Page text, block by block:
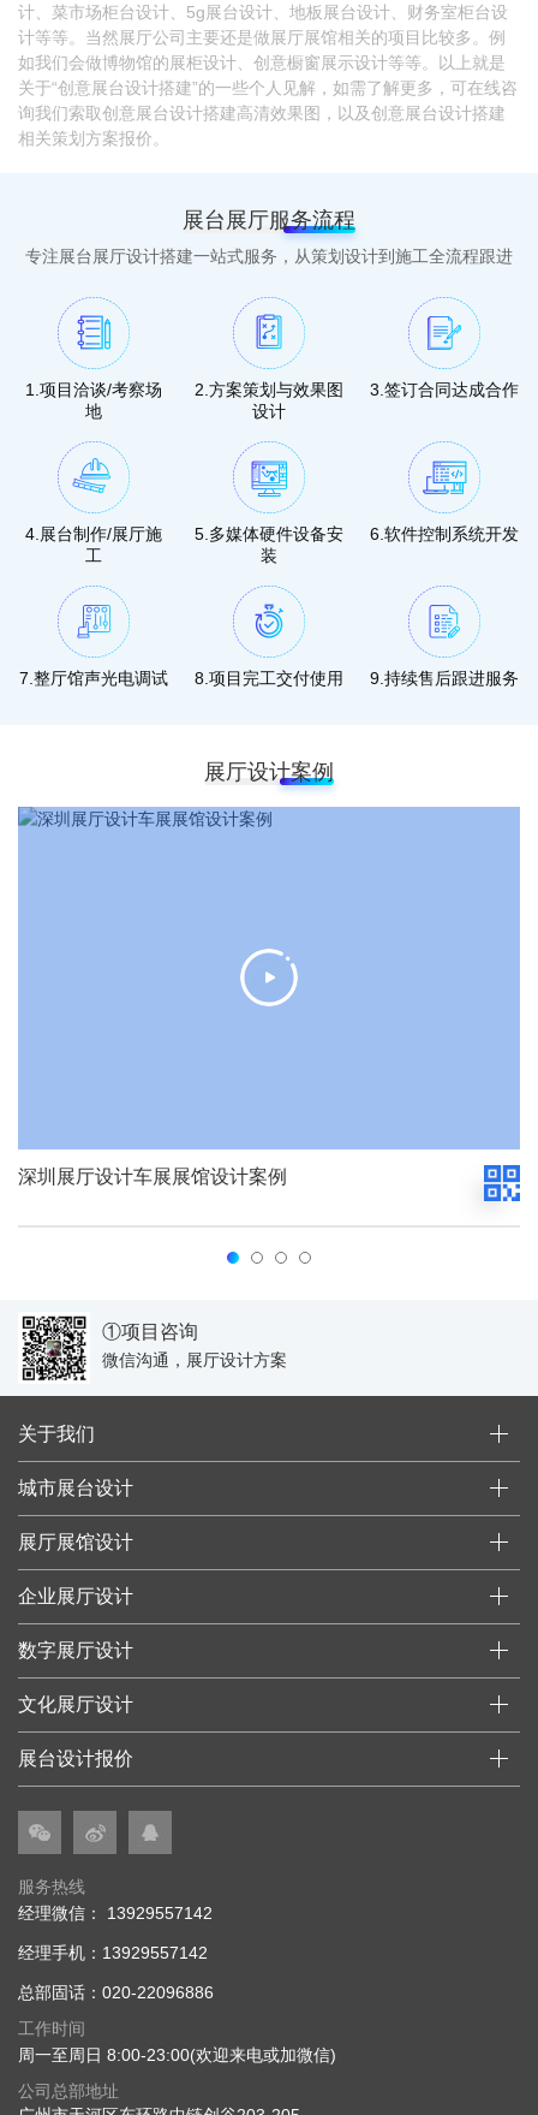
计、菜市场柜台设计、5g展台设计、地板展台设计、财务室柜台设
计等等。当然展厅公司主要还是做展厅展馆相关的项目比较多。例
如我们会做博物馆的展柜设计、创意橱窗展示设计等等。以上就是
关于“创意展台设计搭建”的一些个人见解，如需了解更多，可在线咨
询我们索取创意展台设计搭建高清效果图，以及创意展台设计搭建
相关策划方案报价。
展台展厅服务流程
专注展台展厅设计搭建一站式服务，从策划设计到施工全流程跟进
1.项目洽谈/考察场
地
2.方案策划与效果图
设计
3.签订合同达成合作
4.展台制作/展厅施
工
5.多媒体硬件设备安
装
6.软件控制系统开发
7.整厅馆声光电调试 8.项目完工交付使用 9.持续售后跟进服务
展厅设计案例
深圳展厅设计车展展馆设计案例
①项目咨询
微信沟通，展厅设计方案
关于我们
城市展台设计
展厅展馆设计
企业展厅设计
数字展厅设计
文化展厅设计
展台设计报价
服务热线
经理微信： 13929557142
经理手机：13929557142
总部固话：020-22096886
工作时间
周一至周日 8:00-23:00(欢迎来电或加微信)
公司总部地址